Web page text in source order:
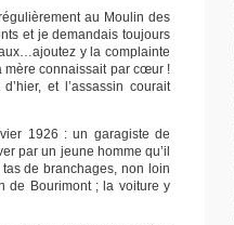
au Moulin des
et je demandais toujours
y la complainte
mère connaissait par cœur !
et l’assassin courait
1926 : un garagiste de
par un jeune homme qu’il
de branchages, non loin
de Bourimont ; la voiture y